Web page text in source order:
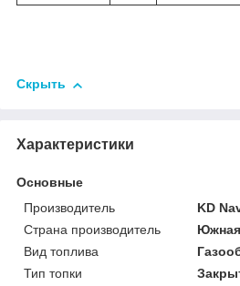
Скрыть
Характеристики
Основные
Производитель
KD
Страна производитель
Вид топлива
Тип топки